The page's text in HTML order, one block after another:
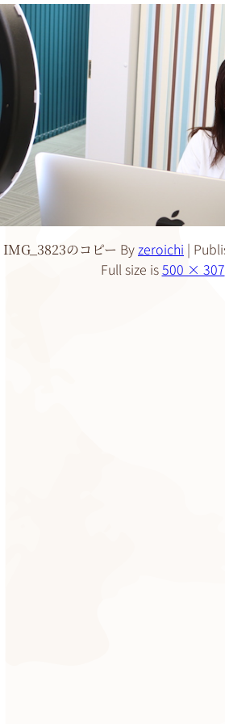
IMG_3823のコピー Byzeroichi |
Full size is500 × 307